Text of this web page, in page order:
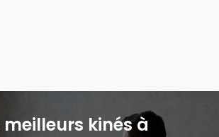
meilleurs kinés à